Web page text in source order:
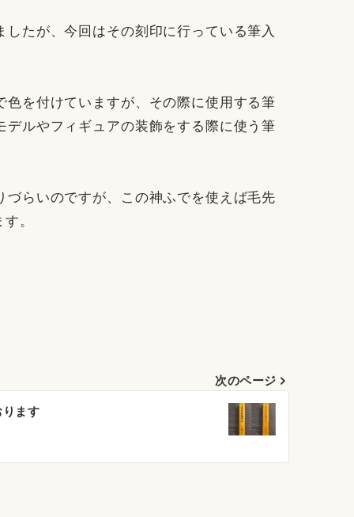
たが、今回はその刻印に行っている筆入
を付けていますが、その際に使用する筆
ルやフィギュアの装飾をする際に使う筆
らいのですが、この神ふでを使えば毛先
。
次のページ
ます